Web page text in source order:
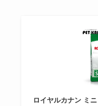
ロイヤルカナン ミ